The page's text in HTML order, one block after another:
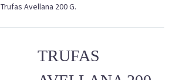
Trufas Avellana 200 G.
TRUFAS